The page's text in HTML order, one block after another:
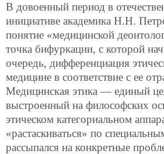
В довоенный период в
инициативе академика Н.Н.
понятие «медицинской
точка бифуркации, с которой
очередь, дифференциация
медицине в соответствие с ее
Медицинская этика — единый
выстроенный на философских
этическом категориальном
«растаскиваться» по
рассыпался на конкретные